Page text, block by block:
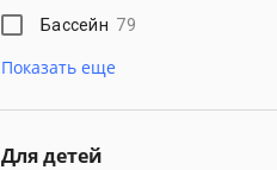
Бассейн 79
Показать еще
Для детей